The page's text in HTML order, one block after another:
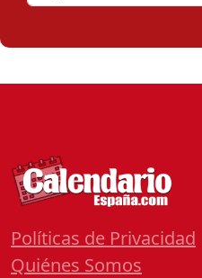
Políticas de Privacidad
Quiénes Somos